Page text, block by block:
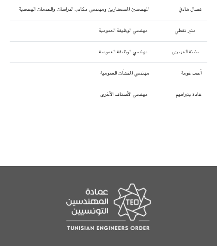
نضال هادفي المهندسين المستشارين ومهندسي مكاتب الدراسات والخدمات الهندسية
منير نفطي مهندسي الوظيفة العمومية
بثينة العزيزي مهندسي الوظيفة العمومية
أحمد غومة مهندسي المنشآت العمومية
غادة بنبراهيم مهندسي الأصناف الأخرى